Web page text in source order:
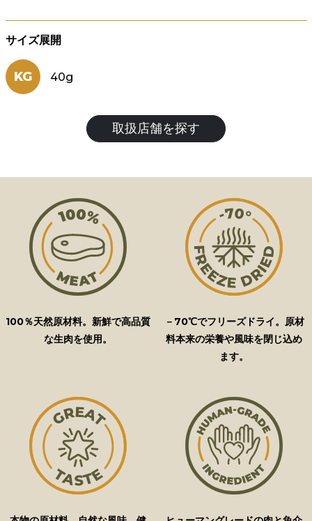
サイズ展開
KG 40g
取扱店舗を探す
100％天然原材料。新鮮で高品質
な生肉を使用。
－70℃でフリーズドライ。原材
料本来の栄養や風味を閉じ込め
ます。